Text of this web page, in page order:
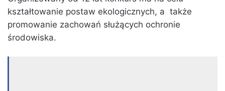
kształtowanie postaw ekologicznych, a także
promowanie zachowań służących ochronie
środowiska.